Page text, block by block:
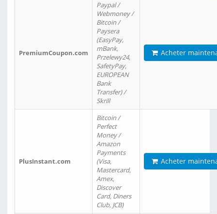
PremiumCoupon.com
Paypal /
Webmoney /
Bitcoin /
Paysera
(EasyPay,
mBank,
Przelewy24,
SafetyPay,
EUROPEAN
Bank
Transfer) /
Skrill
Acheter
PlusInstant.com
Bitcoin /
Perfect
Money /
Amazon
Payments
(Visa,
Mastercard,
Amex,
Discover
Card, Diners
Club, JCB)
Acheter